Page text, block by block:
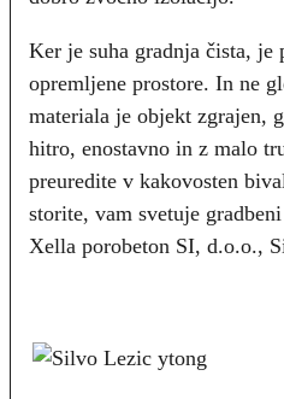
Ker je suha gradnja čista, je
opremljene prostore. In ne
materiala je objekt zgrajen,
hitro, enostavno in z malo
preuredite v kakovosten
storite, vam svetuje
Xella porobeton SI, d.o.o.,